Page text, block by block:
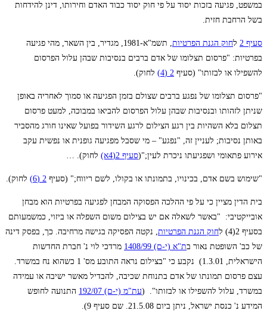
במשפט, פגיעה בזכות יסוד על פי חוק יסוד כבוד האדם וחירותו, דינן להידחות
בשל הרחבת חזית.
סעיף 2 לחוק הגנת הפרטיות
, תשמ"א-1981, מגדיר, בין השאר, מהי פגיעה
בפרטיות: "פרסום תצלומו של אדם ברבים בנסיבות שבהן עלול הפרסום
להשפילו או לבזותו" (סעיף 2 (4) לחוק).
"פרסום תצלומו של נפגע ברבים שצולם בזמן הפגיעה או סמוך לאחריה באופן
שניתן לזהותו ובנסיבות שבהן עלול הפרסום להביאו במבוכה, למעט פרסום
תצלום בלא השהיות בין רגע הצילום לרגע השידור בפועל שאינו חורג מהסביר
באותן נסיבות; לעניין זה, "נפגע" – מי שסבל מפגיעה גופנית או נפשית עקב
אירוע פתאומי ושפגיעתו ניכרת לעין;"(סעיף 2(4א) לחוק). …
"שימוש בשם אדם, בכינויו, בתמונתו או בקולו, לשם ריווח;" (סעיף 2 (6) לחוק).
בית הדין מציין כי על פי ההלכה הפסוקה המבחן לפגיעה בפרטיות הוא מבחן
אובייקטיבי: "באשר לשאלה אם יש בצילום משום השפלה או ביזוי, כמשמעותם
בסעיף 2(4) ל
חוק הגנת הפרטיות, נקטה הפסיקה בגישה מרחיבה. כך, בפסק דינה
של כב' השופטת נאור בת"א (י-ם) 1408/99
מרדכי לוי נ' חברת החדשות
הישראלית, 1.3.01) נקבע כי "בצילום נראה התובע מס' 1 כשהוא נח במשרד.
עצם פרסום תמונתו של אדם בתנוחת שכיבה, להבדיל מאשר ישיבה או עמידה
במשרד, עלול להשפילו או לבזותו". (עת"מ (י-ם) 192/07
התנועה לחופש
המידע נ' כנסת ישראל, ניתן ביום 21.5.08. שם סעיף 9).